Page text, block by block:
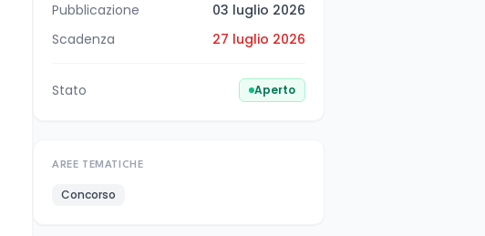
Pubblicazione
03 luglio 2026
Scadenza
27 luglio 2026
Stato Aperto
AREE TEMATICHE
Concorso